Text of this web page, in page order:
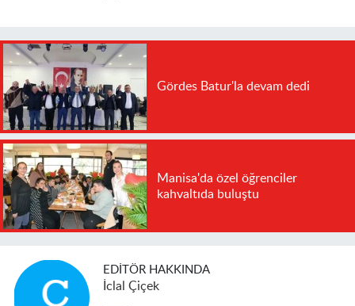
Gördes Batur'la devam dedi
Manisa'da özel öğrenciler
kahvaltıda buluştu
EDITÖR HAKKINDA
İclal Çiçek